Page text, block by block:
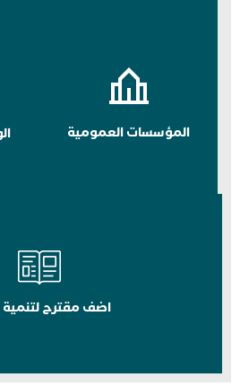
المؤسسات العمومية
اضف مقترح لتنمية